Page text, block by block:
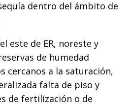
dentro del ámbito de
este de ER, noreste y
de humedad
cercanos a la saturación,
falta de piso y
de fertilización o de